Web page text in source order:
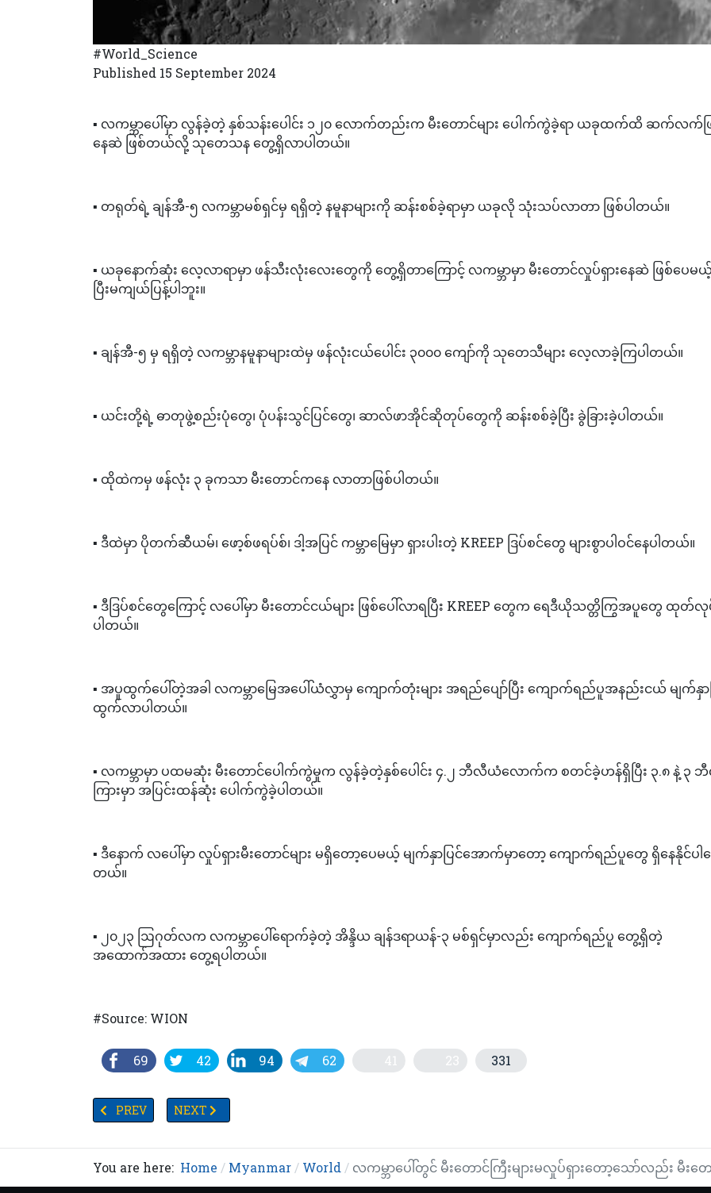
#World_Science
Published 15 September 2024
▪️ လကမ္ဘာပေါ်မှာ လွန်ခဲ့တဲ့ နှစ်သန်းပေါင်း ၁၂၀ လောက်တည်းက မီးတောင်များ ပေါက်ကွဲခဲ့ရာ ယခုထက်ထိ ဆက်လက်ဖြ
နေဆဲ ဖြစ်တယ်လို့ သုတေသန တွေ့ရှိလာပါတယ်။
▪️ တရုတ်ရဲ့ ချန်အီ-၅ လကမ္ဘာမစ်ရှင်မှ ရရှိတဲ့ နမူနာများကို ဆန်းစစ်ခဲ့ရာမှာ ယခုလို သုံးသပ်လာတာ ဖြစ်ပါတယ်။
▪️ ယခုနောက်ဆုံး လေ့လာရာမှာ ဖန်သီးလုံးလေးတွေကို တွေ့ရှိတာကြောင့် လကမ္ဘာမှာ မီးတောင်လှုပ်ရှားနေဆဲ ဖြစ်ပေ
ပြီးမကျယ်ပြန့်ပါဘူး။
▪️ ချန်အီ-၅ မှ ရရှိတဲ့ လကမ္ဘာနမူနာများထဲမှ ဖန်လုံးငယ်ပေါင်း ၃၀၀၀ ကျော်ကို သုတေသီများ လေ့လာခဲ့ကြပါတယ်။
▪️ ယင်းတို့ရဲ့ ဓာတုဖွဲ့စည်းပုံတွေ၊ ပုံပန်းသွင်ပြင်တွေ၊ ဆာလ်ဖာအိုင်ဆိုတုပ်တွေကို ဆန်းစစ်ခဲ့ပြီး ခွဲခြားခဲ့ပါတယ်။
▪️ ထိုထဲကမှ ဖန်လုံး ၃ ခုကသာ မီးတောင်ကနေ လာတာဖြစ်ပါတယ်။
▪️ ဒီထဲမှာ ပိုတက်ဆီယမ်၊ ဖော့စ်ဖရပ်စ်၊ ဒါ့အပြင် ကမ္ဘာမြေမှာ ရှားပါးတဲ့ KREEP ဒြပ်စင်တွေ များစွာပါဝင်နေပါတယ်။
▪️ ဒီဒြပ်စင်တွေကြောင့် လပေါ်မှာ မီးတောင်ငယ်များ ဖြစ်ပေါ်လာရပြီး KREEP တွေက ရေဒီယိုသတ္တိကြွအပူတွေ ထုတ်လု
ပါတယ်။
▪️ အပူထွက်ပေါ်တဲ့အခါ လကမ္ဘာမြေအပေါ်ယံလွှာမှ ကျောက်တုံးများ အရည်ပျော်ပြီး ကျောက်ရည်ပူအနည်းငယ် မျက်နှ
ထွက်လာပါတယ်။
▪️ လကမ္ဘာမှာ ပထမဆုံး မီးတောင်ပေါက်ကွဲမှုက လွန်ခဲ့တဲ့နှစ်ပေါင်း ၄.၂ ဘီလီယံလောက်က စတင်ခဲ့ဟန်ရှိပြီး ၃.၈ နဲ့ ၃
ကြားမှာ အပြင်းထန်ဆုံး ပေါက်ကွဲခဲ့ပါတယ်။
▪️ ဒီနောက် လပေါ်မှာ လှုပ်ရှားမီးတောင်များ မရှိတော့ပေမယ့် မျက်နှာပြင်အောက်မှာတော့ ကျောက်ရည်ပူတွေ ရှိနေနိုင်ပါ
တယ်။
▪️ ၂၀၂၃ ဩဂုတ်လက လကမ္ဘာပေါ်ရောက်ခဲ့တဲ့ အိန္ဒိယ ချန်ဒရာယန်-၃ မစ်ရှင်မှာလည်း ကျောက်ရည်ပူ တွေ့ရှိတဲ့
အထောက်အထား တွေ့ရပါတယ်။
#Source: WION
69 42 94 62 41 23 331
PREVIOUS ARTICLE: ဗင်နီဇွဲလားသမ္မတကိုလုပ်ကြံကာ အစိုးရကိုဖြုတ်ချဖို့ စီအိုင်အေ၏ အစီအစဉ်တွင်ပါဝင်သည့် အမေရိကန်သား (၃
PREV NEXT ARTICLE: အရေပြားနှင့်ကြွက်သားများမှတဆင့် အတွင်းပိုင်းထဲသို့ယာယီထိုးဖောက် မြင်တွေ့နိုင်သည့်ဆိုးဆေ
NEXT
You are here: Home Myanmar World လကမ္ဘာပေါ်တွင် မီးတောင်ကြီးများမလှုပ်ရှားတော့သော်လည်း မီ